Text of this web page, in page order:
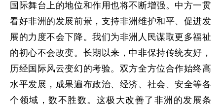
国际舞台上的地位和作用也将不断增强。中方一贯
看好非洲的发展前景，支持非洲维护和平、促进发
展的力度不会下降。我们为非洲人民谋取更多福祉
的初心不会改变。长期以来，中非保持传统友好，
历经国际风云变幻的考验。双方全方位合作始终高
水平发展，成果遍布政治、经济、社会、安全等各
个领域，数不胜数。这极大改善了非洲的发展条